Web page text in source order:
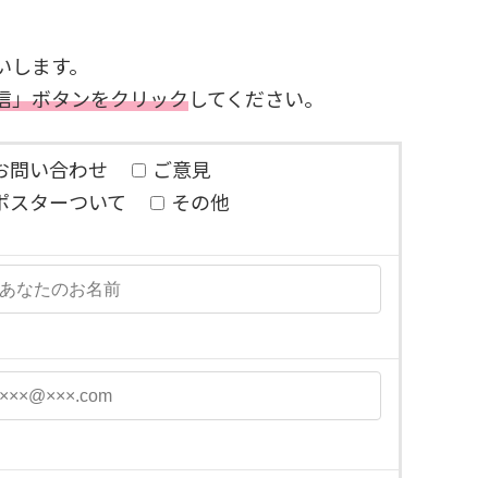
ます。
」ボタンをクリックしてください。
問い合わせ
ご意見
スターついて
その他